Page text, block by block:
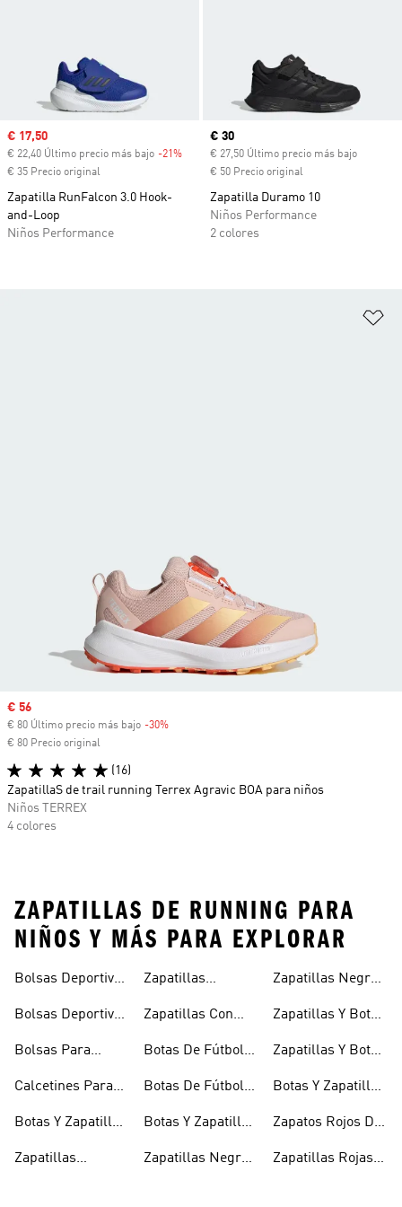
Precio de venta
€ 17,50
€ 22,40 Último precio más bajo -21% Descuento
€ 35 Precio original
Zapatilla RunFalcon 3.0 Hook-
and-Loop
Niños Performance
Precio actual
€ 30
€ 27,50 Último precio más bajo
€ 50 Precio original
Zapatilla Duramo 10
Niños Performance
2 colores
Precio de venta
€ 56
€ 80 Último precio más bajo -30%
€ 80 Precio original
(16)
ZapatillaS de trail running Terrex Agravic BOA para niños
Niños TERREX
4 colores
ZAPATILLAS DE RUNNING PARA
NIÑOS Y MÁS PARA EXPLORAR
Bolsas Deportivas
Bolsas Deportivas
Bolsas Para
Calcetines Para
Botas Y Zapatillas
Zapatillas
Niñas
Zapatillas
Niños
Zapatillas Con
Niños
Botas De Fútbol
Botas De Fútbol
Botas Y Zapatillas
Niños
Zapatillas Negras
Zapatillas Negras
Zapatillas Y Botas
Zapatillas Y Botas
Botas Y Zapatillas
Zapatos Rojos De
Zapatillas Rojas